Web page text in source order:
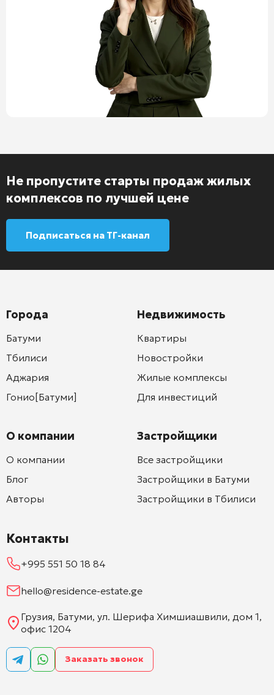
Не пропустите старты продаж жилых
комплексов по лучшей цене
Подписаться на ТГ-канал
Города
Батуми
Тбилиси
Аджария
Гонио[Батуми]
О компании
О компании
Блог
Авторы
Недвижимость
Квартиры
Новостройки
Жилые комплексы
Для инвестиций
Застройщики
Все застройщики
Застройщики в Батуми
Застройщики в Тбилиси
Контакты
+995 551 50 18 84
hello@residence-estate.ge
Грузия, Батуми, ул. Шерифа Химшиашвили, дом 1,
офис 1204
Заказать звонок